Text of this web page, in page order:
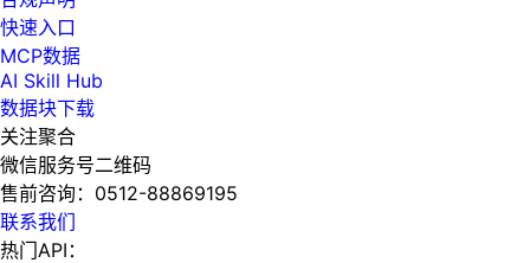
快速入口
MCP数据
AI Skill Hub
数据块下载
关注聚合
微信服务号二维码
售前咨询： 0512-88869195
联系我们
热门API：